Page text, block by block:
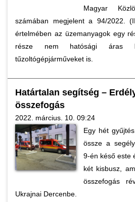
Magyar
számában megjelent a 94/2022.
értelmében az üzemanyagok egy
része nem hatósági
tűzoltógépjárműveket is.
Határtalan segítség –
összefogás
2022. március. 10. 09:24
Egy hét
össze a
9-én késő este
két kisbusz,
összefogás
Ukrajnai Dercenbe.